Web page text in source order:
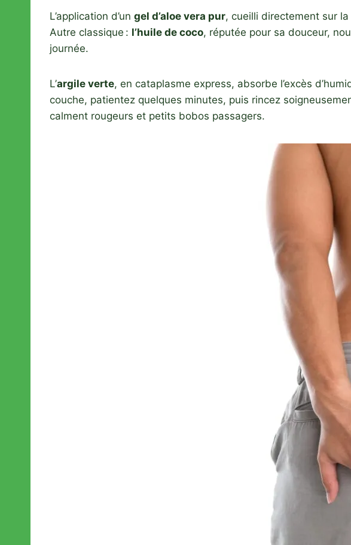
L’application d’un gel d’aloe vera pur, cueilli directement sur
Autre classique : l’huile de coco, réputée pour sa douceur,
journée.
L’argile verte, en cataplasme express, absorbe l’excès
couche, patientez quelques minutes, puis rincez
calment rougeurs et petits bobos passagers.